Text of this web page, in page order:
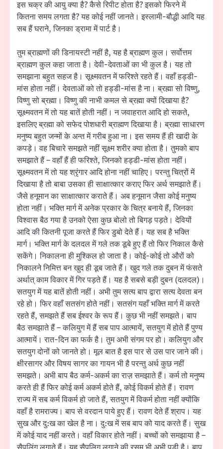
इस चक्र की आयु क्या है? कैसे रिपीट होता है? इसको फिरने में
कितना समय लगता है? यह कोई नहीं जानते। इस्लामी-बौद्धी आदि यह
सब हैं घराने, जिनका ड्रामा में पार्ट है।
तुम ब्राह्मणों की डिनायस्टी नहीं है, यह है ब्राह्मण कुल। सर्वोत्तम
ब्राह्मण कुल कहा जाता है। देवी-देवताओं का भी कुल है। यह तो
समझाना बहुत सहज है। सूक्ष्मवतन में फरिश्ते रहते हैं। वहाँ हड्डी-
मांस होता नहीं। देवताओं को तो हड्डी-मांस है ना। ब्रह्मा सो विष्णु,
विष्णु सो ब्रह्मा। विष्णु की नाभी कमल से ब्रह्मा क्यों दिखाया है?
सूक्ष्मवतन में तो यह बातें होती नहीं। न जवाहरात आदि हो सकते,
इसलिए ब्रह्मा को सफेद पोशधारी ब्राह्मण दिखाया है। ब्रह्मा साधारण
मनुष्य बहुत जन्मों के अन्त में गरीब हुआ ना। इस समय हैं ही खादी के
कपड़े। वह बिचारे समझते नहीं सूक्ष्म शरीर क्या होता है। तुमको बाप
समझाते हैं – वहाँ हैं ही फरिश्ते, जिनको हड्डी-मांस होता नहीं।
सूक्ष्मवतन में तो यह श्रृंगार आदि होना नहीं चाहिए। परन्तु चित्रों में
दिखाया है तो बाबा उसका ही साक्षात्कार कराए फिर अर्थ समझाते हैं।
जैसे हनूमान का साक्षात्कार कराते हैं। अब हनूमान जैसा कोई मनुष्य
होता नहीं। भक्ति मार्ग में अनेक प्रकार के चित्र बनाये हैं, जिनका
विश्वास बैठ गया है उनको ऐसा कुछ बोलो तो बिगड़ पड़ते। देवियों
आदि की कितनी पूजा करते हैं फिर डुबो देते हैं। यह सब है भक्ति
मार्ग। भक्ति मार्ग के दलदल में गले तक डूबे हुए हैं तो फिर निकाल कैसे
सकेंगे। निकालना ही मुश्किल हो जाता है। कोई-कोई तो औरों को
निकालने निमित्त बन खुद ही डूब जाते हैं। खुद गले तक दुबन में फंसते
अर्थात् काम विकार में गिर पड़ते हैं। यह है सबसे बड़ी दुबन (दलदल)।
सतयुग में यह बातें होती नहीं। अभी तुम सत्य बाप द्वारा सत्य देवता बन
रहे हो। फिर वहाँ सतसंग होते नहीं। सतसंग यहाँ भक्ति मार्ग में करते
रहते हैं, समझते हैं सब ईश्वर के रूप हैं। कुछ भी नहीं समझते। बाप
बैठ समझाते हैं – कलियुग में हैं सब पाप आत्मायें, सतयुग में होते हैं पुण्य
आत्मायें। रात-दिन का फर्क है। तुम अभी संगम पर हो। कलियुग और
सतयुग दोनों को जानते हो। मूल बात है इस पार से उस पार जाने की।
क्षीरसागर और विषय सागर का गायन भी है परन्तु अर्थ कुछ नहीं
समझते। अभी बाप बैठ कर्म-अकर्म का राज़ समझाते हैं। कर्म तो मनुष्य
करते ही हैं फिर कोई कर्म अकर्म होते हैं, कोई विकर्म होते हैं। रावण
राज्य में सब कर्म विकर्म हो जाते हैं, सतयुग में विकर्म होता नहीं क्योंकि
वहाँ है रामराज्य। बाप से वरदान पाये हुए हैं। रावण देते हैं श्राप। यह
सुख और दु:ख का खेल है ना। दु:ख में सब बाप को याद करते हैं। सुख
में कोई याद नहीं करते। वहाँ विकार होते नहीं। बच्चों को समझाया है –